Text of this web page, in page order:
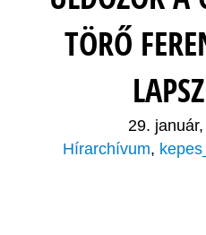
TÖRŐ
29.
Hírarchívum,